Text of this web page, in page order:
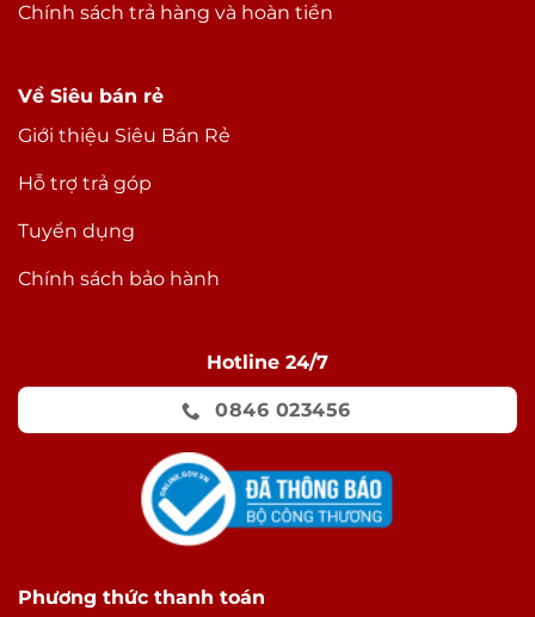
Chính sách trả hàng và hoàn tiền
Về Siêu bán rẻ
Giới thiệu Siêu Bán Rẻ
Hỗ trợ trả góp
Tuyển dụng
Chính sách bảo hành
Hotline 24/7
0846 023456
Phương thức thanh toán